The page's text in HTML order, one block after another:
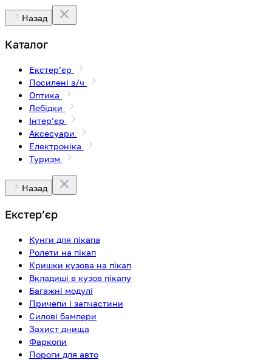
Назад
Каталог
Екстерʼєр
Посилені з/ч
Оптика
Лебідки
Інтерʼєр
Аксесуари
Електроніка
Туризм
Назад
Екстерʼєр
Кунги для пікапа
Ролети на пікап
Кришки кузова на пікап
Вкладиші в кузов пікапу
Багажні модулі
Причепи і запчастини
Силові бампери
Захист днища
Фаркопи
Пороги для авто